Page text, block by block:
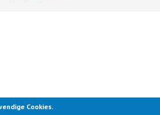
Cookies.